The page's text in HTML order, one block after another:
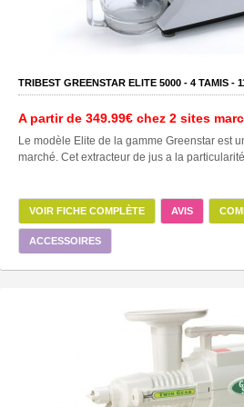
TRIBEST GREENSTAR ELITE 5000 - 4 TAMIS -
A partir de 349.99€ chez 2 sites
Le modèle Elite de la gamme Greenstar est
marché. Cet extracteur de jus a la
VOIR FICHE COMPLÈTE AVIS
ACCESSOIRES